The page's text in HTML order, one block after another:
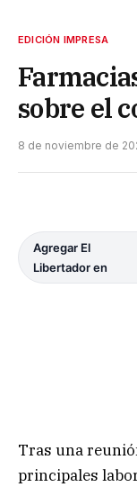
EDICIÓN IMPRESA
sobre el
8 de noviembre de
Agregar El
Libertador en
Tras una
principales